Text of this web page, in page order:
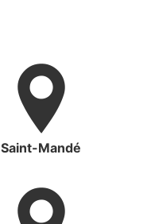
Saint-Mandé